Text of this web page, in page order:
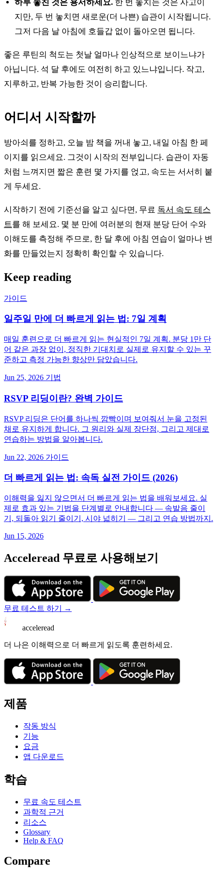
하루 놓친 것은 용서하세요. 한 번 놓치는 것은 사고이
지만, 두 번 놓치면 새로운(더 나쁜) 습관이 시작됩니다.
그저 다음 날 아침에 호들갑 없이 돌아오면 됩니다.
좋은 루틴의 척도는 첫날 얼마나 인상적으로 보이느냐가
아닙니다. 석 달 후에도 여전히 하고 있느냐입니다. 작고,
지루하고, 반복 가능한 것이 승리합니다.
어디서 시작할까
방아쇠를 정하고, 오늘 밤 책을 꺼내 놓고, 내일 아침 한 페
이지를 읽으세요. 그것이 시작의 전부입니다. 습관이 자동
처럼 느껴지면 짧은 훈련 몇 가지를 얹고, 속도는 서서히 붙
게 두세요.
시작하기 전에 기준선을 알고 싶다면, 무료 독서 속도 테스
트를 해 보세요. 몇 분 만에 여러분의 현재 분당 단어 수와
이해도를 측정해 주므로, 한 달 후에 아침 연습이 얼마나 변
화를 만들었는지 정확히 확인할 수 있습니다.
Keep reading
가이드
일주일 만에 더 빠르게 읽는 법: 7일 계획
매일 훈련으로 더 빠르게 읽는 현실적인 7일 계획. 분당 1만 단
어 같은 과장 없이, 정직한 기대치로 실제로 유지할 수 있는 꾸
준하고 측정 가능한 향상만 담았습니다.
Jun 25, 2026 기법
RSVP 리딩이란? 완벽 가이드
RSVP 리딩은 단어를 하나씩 깜빡이며 보여줘서 눈을 고정된
채로 유지하게 합니다. 그 원리와 실제 장단점, 그리고 제대로
연습하는 방법을 알아봅니다.
Jun 22, 2026 가이드
더 빠르게 읽는 법: 속독 실전 가이드 (2026)
이해력을 잃지 않으면서 더 빠르게 읽는 법을 배워보세요. 실
제로 효과 있는 기법을 단계별로 안내합니다 — 속발음 줄이
기, 되돌아 읽기 줄이기, 시야 넓히기 — 그리고 연습 방법까지.
Jun 15, 2026
Acceleread 무료로 사용해보기
무료 테스트 하기 →
acceleread
더 나은 이해력으로 더 빠르게 읽도록 훈련하세요.
제품
작동 방식
기능
요금
앱 다운로드
학습
무료 속도 테스트
과학적 근거
리소스
Glossary
Help & FAQ
Compare